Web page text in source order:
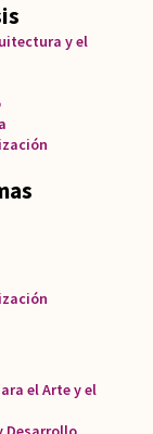
y el
el Arte y el